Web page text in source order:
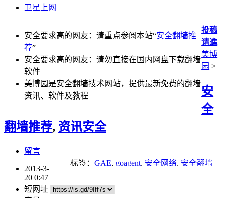
卫星上网
安全要求高的网友：请重点参阅本站“安全翻墙推
荐”
安全要求高的网友：请勿直接在国内网盘下载翻墙
软件
美博园是安全翻墙技术网站，提供最新免费的翻墙
资讯、软件及教程
投稿
请進
美博
园 >
安
全
翻墙推荐, 资讯安全
留言
标签： GAE, goagent, 安全网络, 安全翻墙
2013-3-
20 0:47
短网址